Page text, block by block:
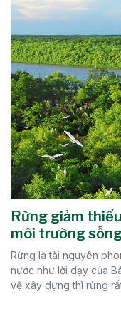
Rừng giảm
môi trường
Rừng là tài nguyên
nước như lời dạy của
vệ xây dựng thì rừng